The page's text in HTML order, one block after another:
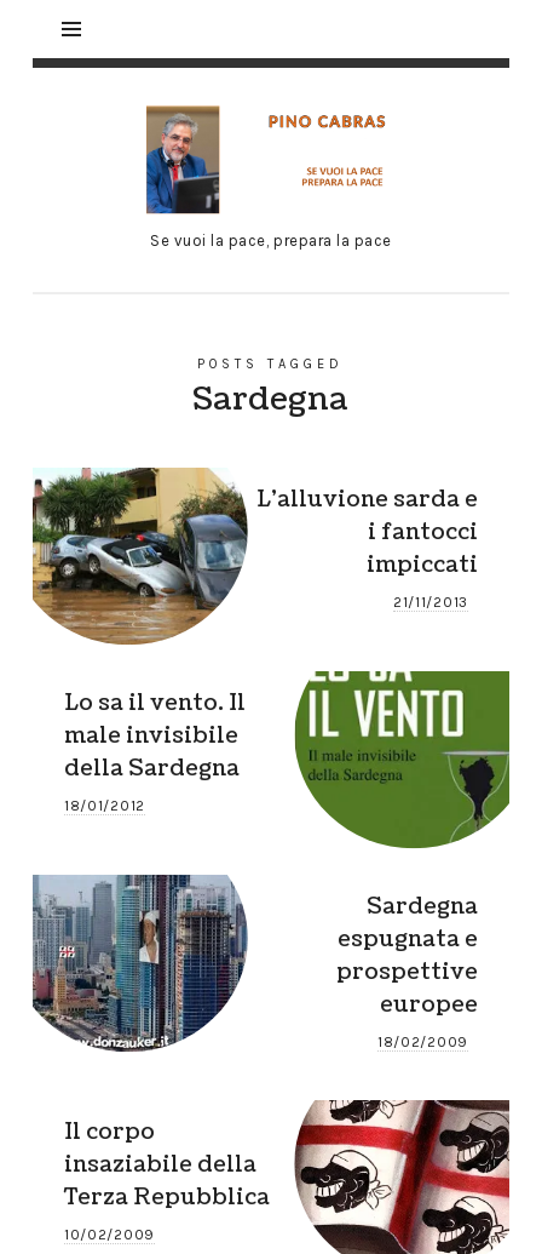
Se vuoi la pace, prepara la pace
POSTS TAGGED
Sardegna
L’alluvione sarda e
i fantocci
impiccati
21/11/2013
Lo sa il vento. Il
male invisibile
della Sardegna
18/01/2012
Sardegna
espugnata e
prospettive
europee
18/02/2009
Il corpo
insaziabile della
Terza Repubblica
10/02/2009